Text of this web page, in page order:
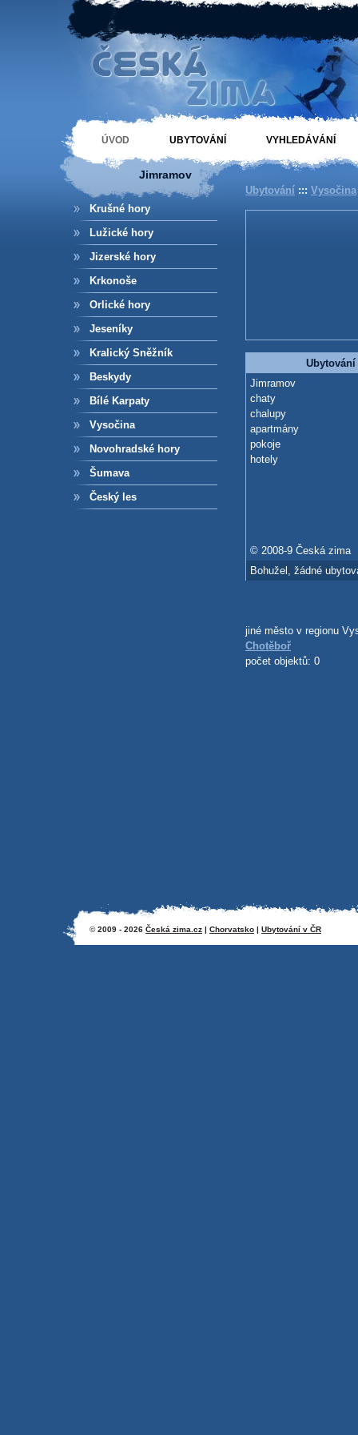
Ubytování Jimramov
České hory
ÚVOD UBYTOVÁNÍ VYHLEDÁVÁNÍ
Jimramov
Krušné hory
Lužické hory
Jizerské hory
Krkonoše
Orlické hory
Jeseníky
Kralický Sněžník
Beskydy
Bílé Karpaty
Vysočina
Novohradské hory
Šumava
Český les
Ubytování ::: Vysočina
Jimramov
chaty
chalupy
apartmány
pokoje
hotely
© 2008-9 Česká zima
Bohužel, žádné
jiné město v regionu
Chotěboř
počet objektů: 0
©2009 - 2026 Česká zima.cz | Chorvatsko | Ubytování v ČR